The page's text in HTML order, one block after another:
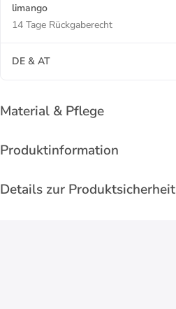
limango
14 Tage Rückgaberecht
DE & AT
Material & Pflege
Produktinformation
Details zur Produktsicherheit